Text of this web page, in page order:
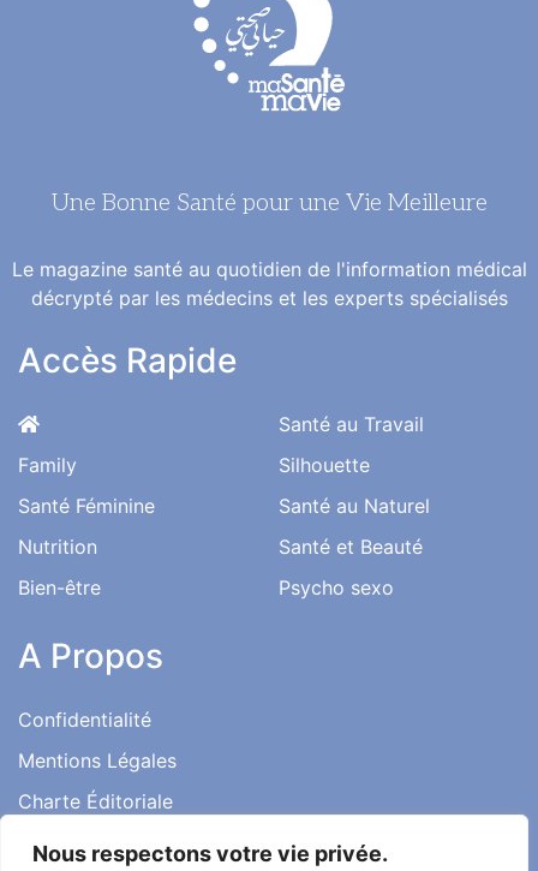
Nous respectons votre vie privée.
Une Bonne Santé pour une Vie Meilleure
Le magazine santé au quotidien de l'information médical
décrypté par les médecins et les experts spécialisés
Accès Rapide
Family
Santé Féminine
Nutrition
Bien-être
Santé au Travail
Silhouette
Santé au Naturel
Santé et Beauté
Psycho sexo
A Propos
Confidentialité
Mentions Légales
Charte Éditoriale
Conditions d’utilisation